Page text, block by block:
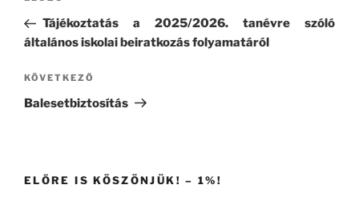
bejegyzés
Tájékoztatás a 2025/2026. tanévre szóló
általános iskolai beiratkozás folyamatáról
Következő
bejegyzés
KÖVETKEZŐ
Balesetbiztosítás
ELŐRE IS KÖSZÖNJÜK! – 1%!